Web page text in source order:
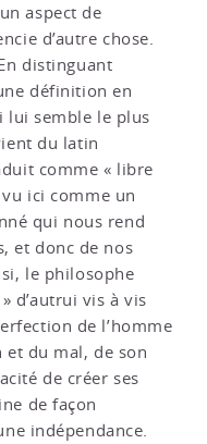
aspect de
d’autre chose.
distinguant
définition en
lui semble le plus
du latin
comme « libre
ici comme un
qui nous rend
et donc de nos
le philosophe
d’autrui vis à vis
de l’homme
et du mal, de son
de créer ses
de façon
indépendance.